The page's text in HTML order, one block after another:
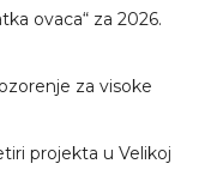
ovaca“ za 2026.
za visoke
projekta u Velikoj